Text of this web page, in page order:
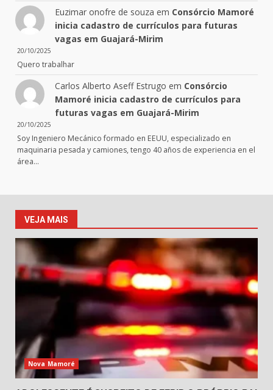
Euzimar onofre de souza em Consórcio Mamoré
inicia cadastro de currículos para futuras
vagas em Guajará-Mirim
20/10/2025
Quero trabalhar
Carlos Alberto Aseff Estrugo em Consórcio
Mamoré inicia cadastro de currículos para
futuras vagas em Guajará-Mirim
20/10/2025
Soy Ingeniero Mecánico formado en EEUU, especializado en
maquinaria pesada y camiones, tengo 40 años de experiencia en el
área…
VEJA MAIS
Nova Mamoré